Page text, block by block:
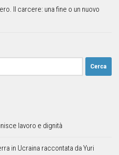
Il carcere: una fine o un nuovo
lavoro e dignità
in Ucraina raccontata da Yuri